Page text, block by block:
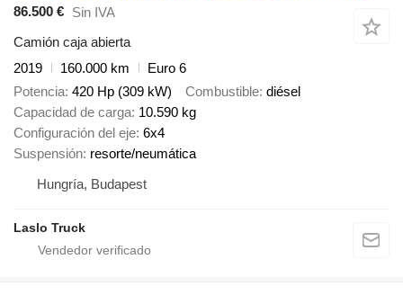
86.500 € Sin IVA
Camión caja abierta
2019
160.000 km
Euro 6
Potencia 420 Hp (309 kW) Combustible diésel
Capacidad de carga 10.590 kg
Configuración del eje 6x4
Suspensión resorte/neumática
Hungría, Budapest
Laslo Truck